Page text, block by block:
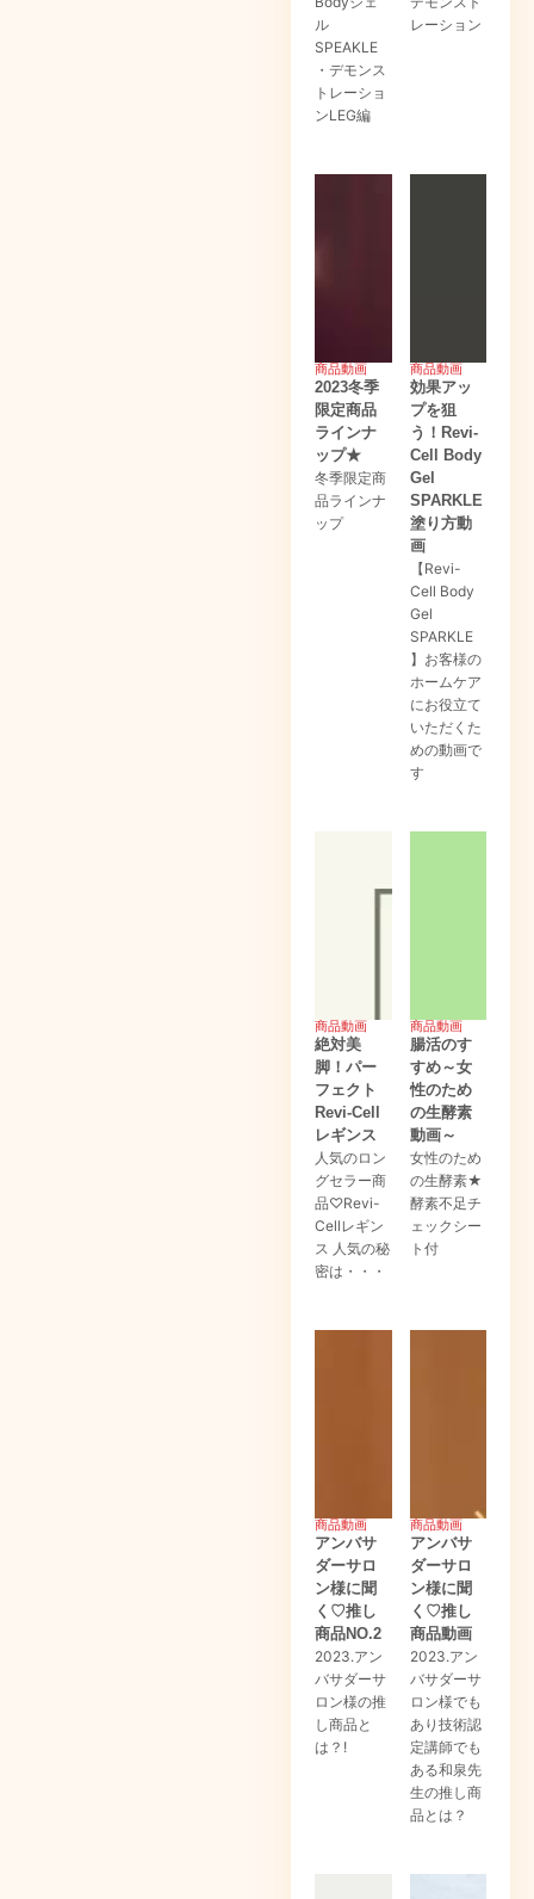
ル
SPEAKLE
・デモンス
トレーショ
ンLEG編
レーション
商品動画
2023冬季
限定商品
ラインナ
ップ★
冬季限定商
品ラインナ
ップ
商品動画
効果アッ
プを狙
う！Revi-
Cell Body
Gel
SPARKLE
塗り方動
画
【Revi-
Cell Body
Gel
SPARKLE
】お客様の
ホームケア
にお役立て
いただくた
めの動画で
す
商品動画
絶対美
脚！パー
フェクト
Revi-Cell
レギンス
人気のロン
グセラー商
品♡Revi-
Cellレギン
ス 人気の秘
密は・・・
商品動画
腸活のす
すめ～女
性のため
の生酵素
動画～
女性のため
の生酵素★
酵素不足チ
ェックシー
ト付
商品動画
アンバサ
ダーサロ
ン様に聞
く♡推し
商品NO.2
2023.アン
バサダーサ
ロン様の推
し商品と
は？!
商品動画
アンバサ
ダーサロ
ン様に聞
く♡推し
商品動画
2023.アン
バサダーサ
ロン様でも
あり技術認
定講師でも
ある和泉先
生の推し商
品とは？